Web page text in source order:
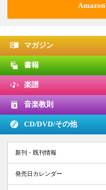
マガジン
書籍
楽譜
音楽教則
CD/DVD/その他
新刊・既刊情報
発売日カレンダー